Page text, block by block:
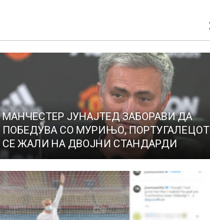
МАНЧЕСТЕР ЈУНАЈТЕД ЗАБОРАВИ ДА
ПОБЕДУВА СО МУРИЊО, ПОРТУГАЛЕЦОТ
СЕ ЖАЛИ НА ДВОЈНИ СТАНДАРДИ